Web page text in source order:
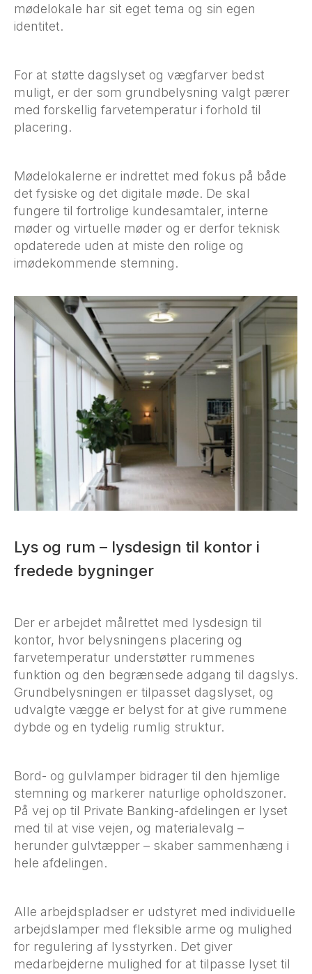
mødelokale har sit eget tema og sin egen
identitet.
For at støtte dagslyset og vægfarver bedst
muligt, er der som grundbelysning valgt pærer
med forskellig farvetemperatur i forhold til
placering.
Mødelokalerne er indrettet med fokus på både
det fysiske og det digitale møde. De skal
fungere til fortrolige kundesamtaler, interne
møder og virtuelle møder og er derfor teknisk
opdaterede uden at miste den rolige og
imødekommende stemning.
Lys og rum – lysdesign til kontor i
fredede bygninger
Der er arbejdet målrettet med lysdesign til
kontor, hvor belysningens placering og
farvetemperatur understøtter rummenes
funktion og den begrænsede adgang til dagslys.
Grundbelysningen er tilpasset dagslyset, og
udvalgte vægge er belyst for at give rummene
dybde og en tydelig rumlig struktur.
Bord- og gulvlamper bidrager til den hjemlige
stemning og markerer naturlige opholdszoner.
På vej op til Private Banking-afdelingen er lyset
med til at vise vejen, og materialevalg –
herunder gulvtæpper – skaber sammenhæng i
hele afdelingen.
Alle arbejdspladser er udstyret med individuelle
arbejdslamper med fleksible arme og mulighed
for regulering af lysstyrken. Det giver
medarbejderne mulighed for at tilpasse lyset til